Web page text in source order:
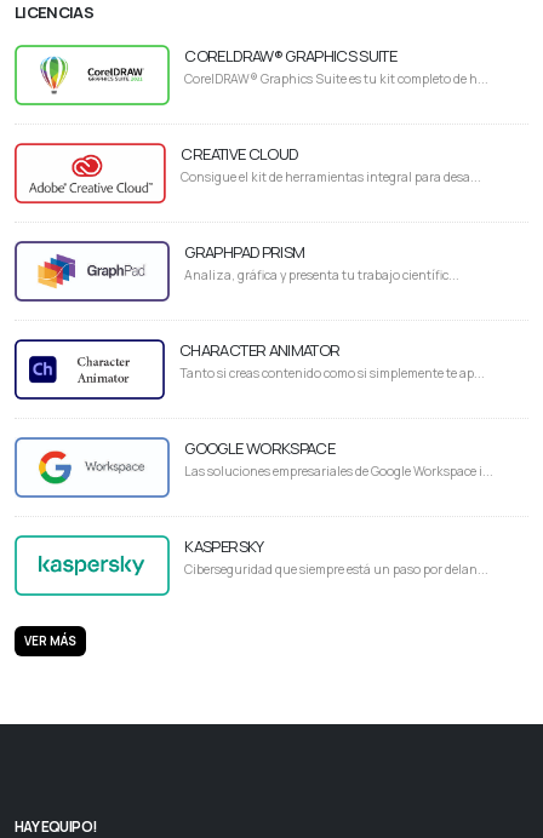
LICENCIAS
CORELDRAW® GRAPHICS SUITE
CorelDRAW® Graphics Suite es tu kit completo de h...
CREATIVE CLOUD
Consigue el kit de herramientas integral para desa...
GRAPHPAD PRISM
Analiza, gráfica y presenta tu trabajo científic...
CHARACTER ANIMATOR
Tanto si creas contenido como si simplemente te ap...
GOOGLE WORKSPACE
Las soluciones empresariales de Google Workspace i...
KASPERSKY
Ciberseguridad que siempre está un paso por delan...
VER MÁS
HAY EQUIPO!